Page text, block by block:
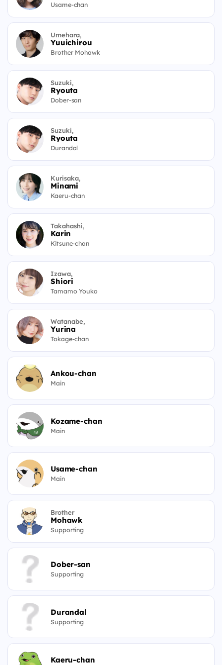
Usame-chan
Umehara,
Yuuichirou
Brother Mohawk
Suzuki,
Ryouta
Dober-san
Suzuki,
Ryouta
Durandal
Kurisaka,
Minami
Kaeru-chan
Takahashi,
Karin
Kitsune-chan
Izawa,
Shiori
Tamamo Youko
Watanabe,
Yurina
Tokage-chan
Ankou-chan
Main
Kozame-chan
Main
Usame-chan
Main
Brother
Mohawk
Supporting
Dober-san
Supporting
Durandal
Supporting
Kaeru-chan